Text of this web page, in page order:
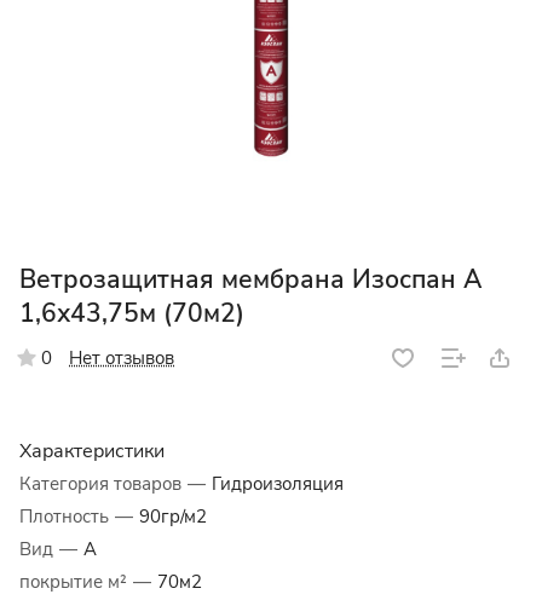
Ветрозащитная мембрана Изоспан А
1,6х43,75м (70м2)
0 Нет отзывов
Характеристики
Категория товаров — Гидроизоляция
Плотность — 90гр/м2
Вид — A
покрытие м² — 70м2